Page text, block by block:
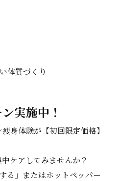
体質づくり
実施中！
身体験が【初回限定価格】
ケアしてみませんか？
る」またはホットペッパー